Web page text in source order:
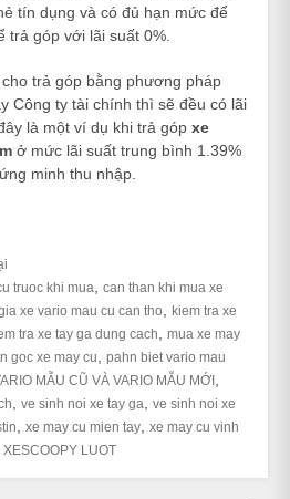
tín dụng và có đủ hạn mức để
trả góp với lãi suất 0%.
trả góp bằng phương pháp
Công ty tài chính thì sẽ đều có lãi
là một ví dụ khi trả góp xe
ở mức lãi suất trung bình 1.39%
minh thu nhập.
truoc khi mua
can than khi mua xe
xe vario mau cu can tho
kiem tra xe
tra xe tay ga dung cach
mua xe may
goc xe may cu
pahn biet vario mau
MẪU CŨ VÀ VARIO MẪU MỚI
ve sinh noi xe tay ga
ve sinh noi xe
xe may cu mien tay xe may cu vinh
XESCOOPY LUOT